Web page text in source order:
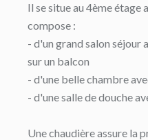
Il se situe au 4ème étage
compose :
- d'un grand salon séjour
sur un balcon
- d'une belle chambre
- d'une salle de douche
Une chaudière assure la